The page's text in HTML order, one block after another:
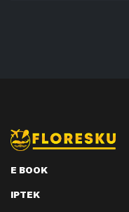
E BOOK
IPTEK